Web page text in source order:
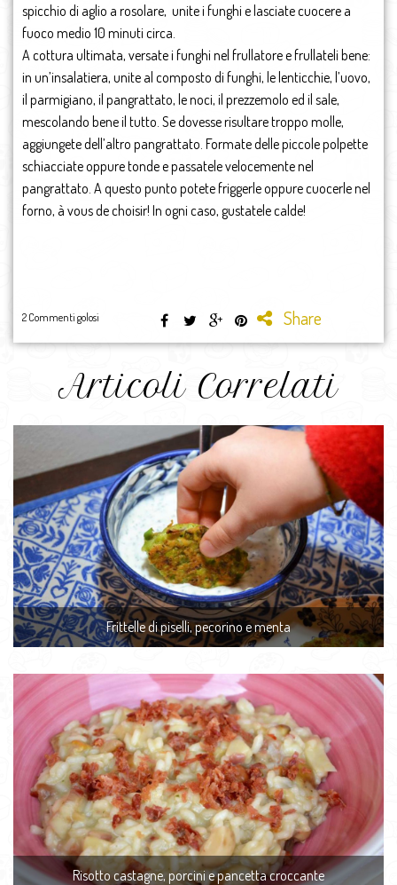
spicchio di aglio a rosolare, unite i funghi e lasciate cuocere a
fuoco medio 10 minuti circa.
A cottura ultimata, versate i funghi nel frullatore e frullateli bene:
in un’insalatiera, unite al composto di funghi, le lenticchie, l’uovo,
il parmigiano, il pangrattato, le noci, il prezzemolo ed il sale,
mescolando bene il tutto. Se dovesse risultare troppo molle,
aggiungete dell’altro pangrattato. Formate delle piccole polpette
schiacciate oppure tonde e passatele velocemente nel
pangrattato. A questo punto potete friggerle oppure cuocerle nel
forno, à vous de choisir! In ogni caso, gustatele calde!
2 Commenti golosi Share
Articoli Correlati
Frittelle di piselli, pecorino e menta
Risotto castagne, porcini e pancetta croccante